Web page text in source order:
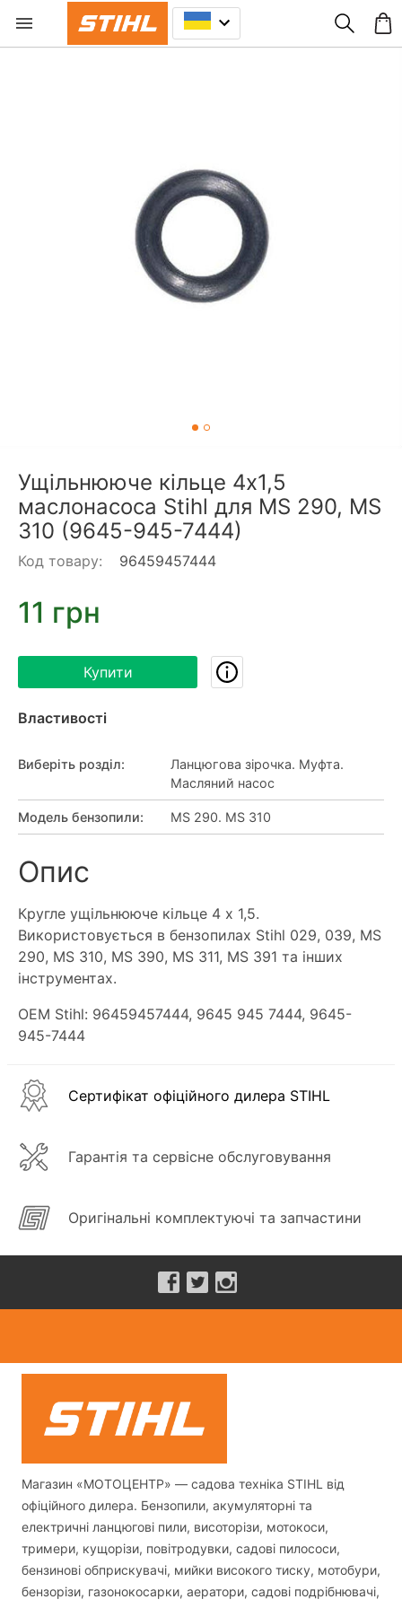
Ущільнююче кільце 4x1,5
маслонасоса Stihl для MS 290, MS
310 (9645-945-7444)
Код товару: 96459457444
11 грн
Купити
Властивості
Виберіть розділ:
Ланцюгова зірочка. Муфта.
Масляний насос
Модель бензопили: MS 290. MS 310
Опис
Кругле ущільнююче кільце 4 х 1,5.
Використовується в бензопилах Stihl 029, 039, MS
290, MS 310, MS 390, MS 311, MS 391 та інших
інструментах.
OEM Stihl: 96459457444, 9645 945 7444, 9645-
945-7444
Сертифікат офіційного дилера STIHL
Гарантія та сервісне обслуговування
Оригінальні комплектуючі та запчастини
Магазин «МОТОЦЕНТР» — садова техніка STIHL від
офіційного дилера. Бензопили, акумуляторні та
електричні ланцюгові пили, висоторізи, мотокоси,
тримери, кущорізи, повітродувки, садові пилососи,
бензинові обприскувачі, мийки високого тиску, мотобури,
бензорізи, газонокосарки, аератори, садові подрібнювачі,